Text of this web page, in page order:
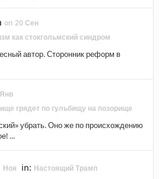
on 20 Сен
как стокгольмский синдром
автор. Сторонник реформ в
грядет по гульбищу на позорище
убрать. Оно же по происхождению
...
Ноя in: Настоящий Трамп